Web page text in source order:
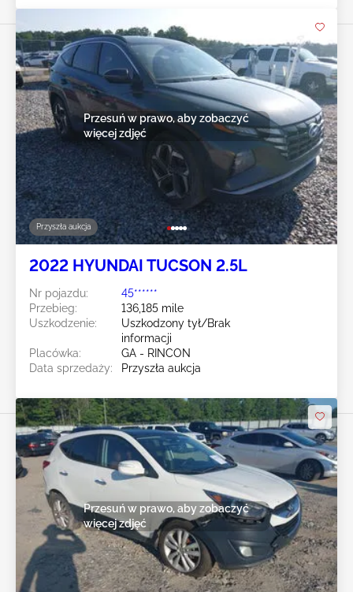
Przyszła aukcja
Przesuń w prawo, aby zobaczyć
więcej zdjęć
2022 HYUNDAI TUCSON 2.5L
Nr pojazdu:
45******
Przebieg:
136,185 mile
Uszkodzenie:
Uszkodzony tył/Brak
informacji
Placówka:
GA - RINCON
Data sprzedaży:
Przyszła aukcja
Przesuń w prawo, aby zobaczyć
więcej zdjęć